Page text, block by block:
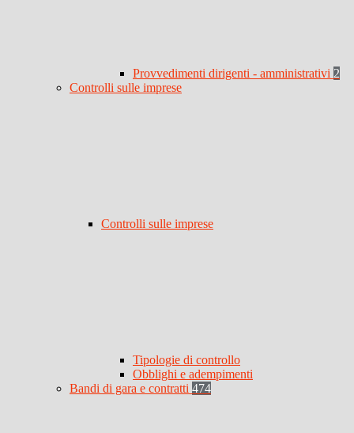
Provvedimenti dirigenti - amministrativi 2
Controlli sulle imprese
Controlli sulle imprese
Tipologie di controllo
Obblighi e adempimenti
Bandi di gara e contratti 474